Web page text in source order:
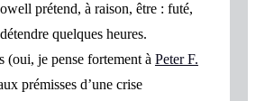
prétend, à raison, être : futé,
quelques heures.
(oui, je pense fortement à Peter F.
prémisses d’une crise